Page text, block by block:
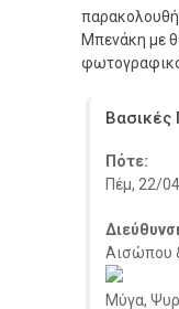
Μπενάκη με
Βασικές
Πότε:
Πέμ, 22/
Αισώπου
Μύγα,